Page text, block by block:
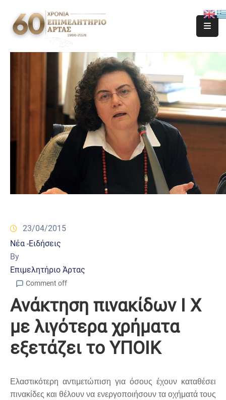
23/04/2015
Νέα -Ειδήσεις
By
Επιμελητήριο Άρτας
Comment off
Ανάκτηση πινακίδων Ι Χ
με λιγότερα χρήματα
εξετάζει το ΥΠΟΙΚ
Ελαστικότερη αντιμετώπιση για όσους έχουν καταθέσει
πινακίδες και θέλουν να ενεργοποιήσουν τα οχήματά τους